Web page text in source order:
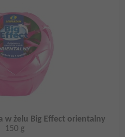
w żelu Big Effect orientalny
150 g